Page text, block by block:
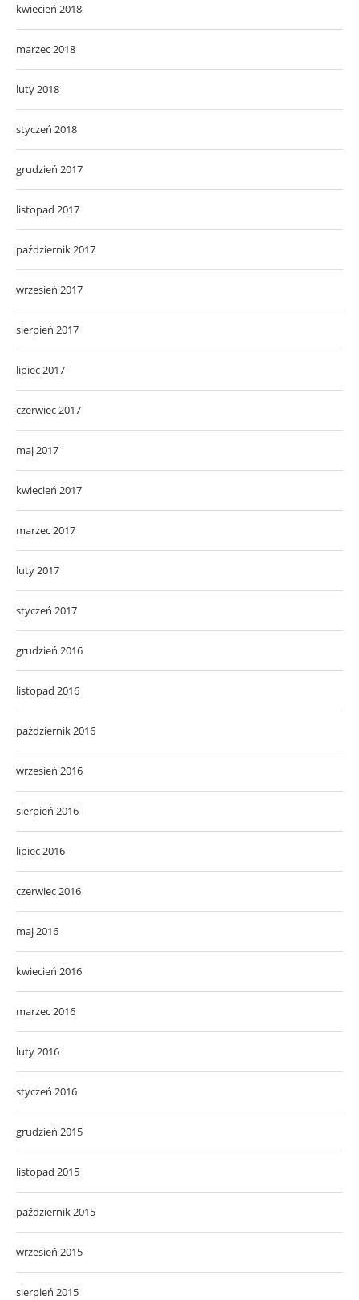
kwiecień 2018
marzec 2018
luty 2018
styczeń 2018
grudzień 2017
listopad 2017
październik 2017
wrzesień 2017
sierpień 2017
lipiec 2017
czerwiec 2017
maj 2017
kwiecień 2017
marzec 2017
luty 2017
styczeń 2017
grudzień 2016
listopad 2016
październik 2016
wrzesień 2016
sierpień 2016
lipiec 2016
czerwiec 2016
maj 2016
kwiecień 2016
marzec 2016
luty 2016
styczeń 2016
grudzień 2015
listopad 2015
październik 2015
wrzesień 2015
sierpień 2015